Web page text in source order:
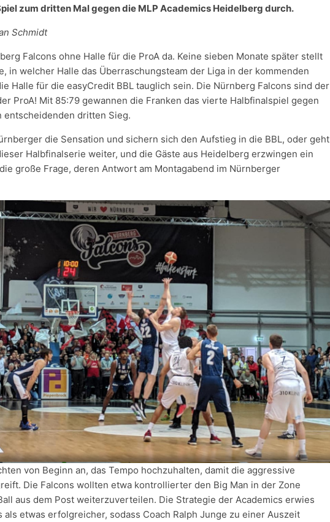
zum dritten Mal gegen die MLP Academics Heidelberg durch.
Schmidt
Falcons ohne Halle für die ProA da. Keine sieben Monate später stellt
in welcher Halle das Überraschungsteam der Liga in der kommenden
Halle für die easyCredit BBL tauglich sein. Die Nürnberg Falcons sind der
ProA! Mit 85:79 gewannen die Franken das vierte Halbfinalspiel gegen
entscheidenden dritten Sieg.
die Sensation und sichern sich den Aufstieg in die BBL, oder geht
Halbfinalserie weiter, und die Gäste aus Heidelberg erzwingen ein
große Frage, deren Antwort am Montagabend im Nürnberger
von Beginn an, das Tempo hochzuhalten, damit die aggressive
Die Falcons wollten etwa kontrollierter den Big Man in der Zone
aus dem Post weiterzuverteilen. Die Strategie der Academics erwies
etwas erfolgreicher, sodass Coach Ralph Junge zu einer Auszeit